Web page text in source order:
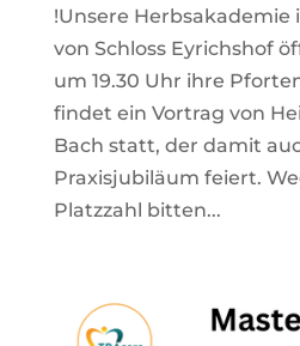
!Unsere Herbsakademie
von Schloss Eyrichshof
um 19.30 Uhr ihre
findet ein Vortrag von
Bach statt, der damit
Praxisjubiläum feiert.
Platzzahl bitten...